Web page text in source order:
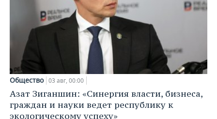
Общество 03 авг, 00:00
Азат Зиганшин: «Синергия власти, бизнеса,
граждан и науки ведет республику к
экологическому успеху»